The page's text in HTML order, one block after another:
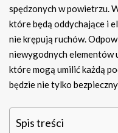
spędzonych w powietrzu.
które będą oddychające i
nie krępują ruchów.
niewygodnych elementów
które mogą umilić każdą
będzie nie tylko
Spis treści